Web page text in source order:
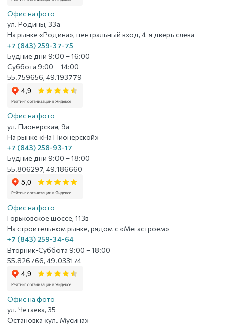
Офис на фото
ул. Родины, 33а
На рынке «Родина», центральный вход, 4-я дверь слева
+7 (843) 259-37-75
Будние дни 9:00 – 16:00
Суббота 9:00 – 14:00
55.759656, 49.193779
Офис на фото
ул. Пионерская, 9а
На рынке «На Пионерской»
+7 (843) 258-93-17
Будние дни 9:00 – 18:00
55.806297, 49.186660
Офис на фото
Горьковское шоссе, 113в
На строительном рынке, рядом с «Мегастроем»
+7 (843) 259-34-64
Вторник-Суббота 9:00 – 18:00
55.826766, 49.033174
Офис на фото
ул. Четаева, 35
Остановка «ул. Мусина»